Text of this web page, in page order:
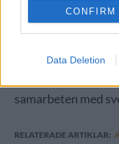
CONFIRM
Data Deletion
vi hjälper gärna till.
saker på resan.,
Beerbliotek har
samarbeten med
RELATERADE ARTIKLAR: